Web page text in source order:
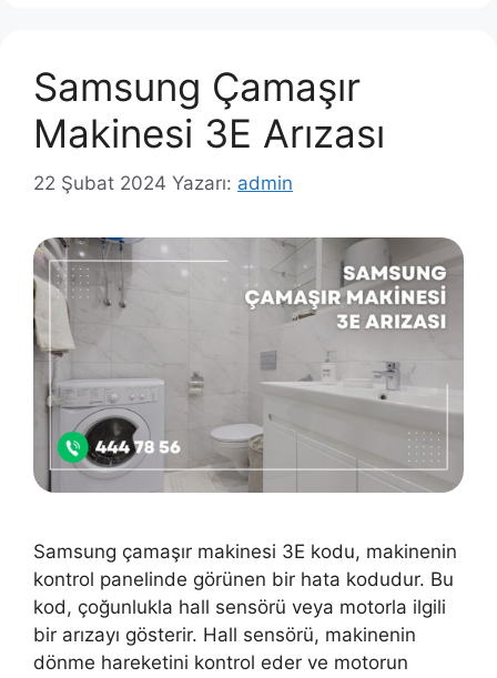
Samsung Çamaşır
Makinesi 3E Arızası
22 Şubat 2024 Yazarı: admin
Samsung çamaşır makinesi 3E kodu, makinenin
kontrol panelinde görünen bir hata kodudur. Bu
kod, çoğunlukla hall sensörü veya motorla ilgili
bir arızayı gösterir. Hall sensörü, makinenin
dönme hareketini kontrol eder ve motorun